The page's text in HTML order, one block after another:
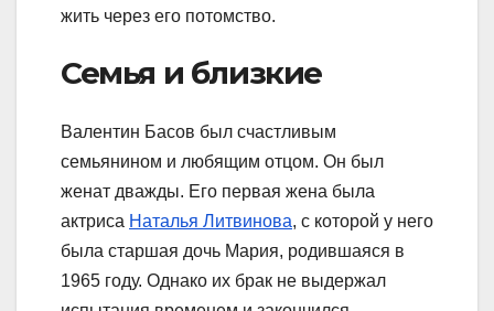
жить через его потомство.
Семья и близкие
Валентин Басов был счастливым
семьянином и любящим отцом. Он был
женат дважды. Его первая жена была
актриса Наталья Литвинова, с которой у него
была старшая дочь Мария, родившаяся в
1965 году. Однако их брак не выдержал